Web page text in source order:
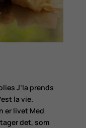
J’la prends
la vie.
er livet Med
det, som